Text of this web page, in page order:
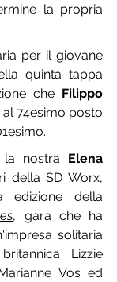
la propria
per il giovane
quinta tappa
che Filippo
74esimo posto
la nostra Elena
della SD Worx,
, gara che ha
solitaria
Lizzie
Vos ed